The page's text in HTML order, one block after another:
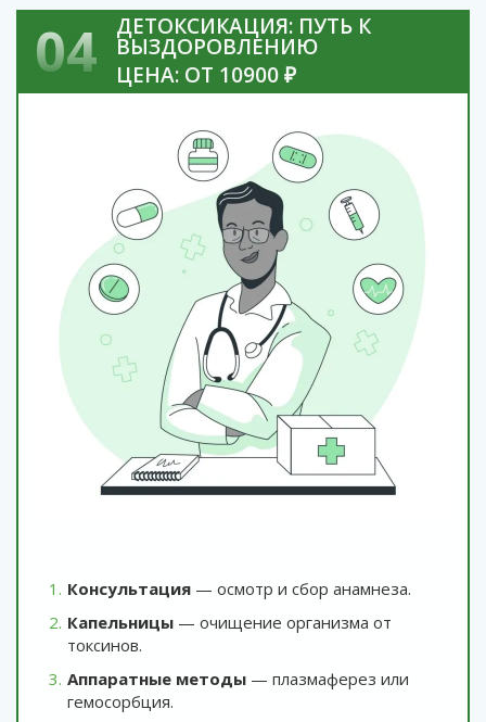
04 ДЕТОКСИКАЦИЯ: ПУТЬ К
ВЫЗДОРОВЛЕНИЮ
ЦЕНА: ОТ 10900 ₽
Консультация — осмотр и сбор анамнеза.
Капельницы — очищение организма от
токсинов.
Аппаратные методы — плазмаферез или
гемосорбция.